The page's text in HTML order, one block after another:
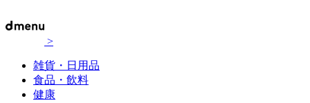
>
雑貨・日用品
食品・飲料
健康